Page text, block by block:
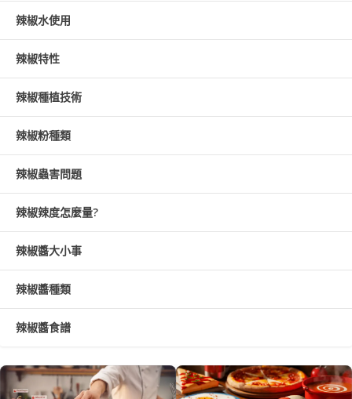
辣椒水使用
辣椒特性
辣椒種植技術
辣椒粉種類
辣椒蟲害問題
辣椒辣度怎麼量?
辣椒醬大小事
辣椒醬種類
辣椒醬食譜